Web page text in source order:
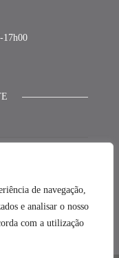
de navegação,
e analisar o nosso
com a utilização
17h00